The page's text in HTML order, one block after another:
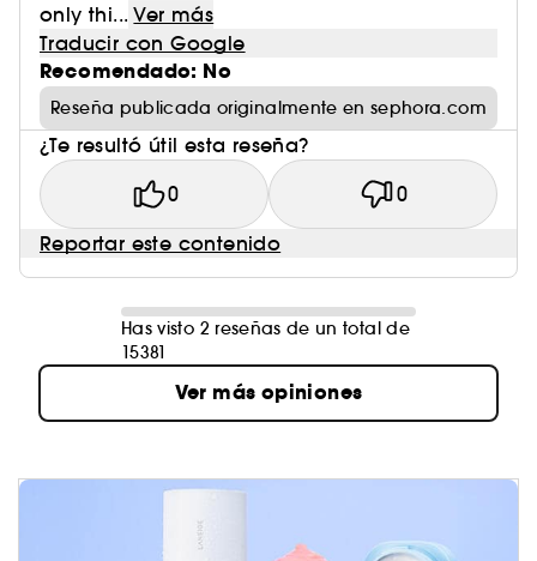
only thi... Ver más
Traducir con Google
Recomendado: No
Reseña publicada originalmente en sephora.com
¿Te resultó útil esta reseña?
0 0
Reportar este contenido
Has visto 2 reseñas de un total de
15381
Ver más opiniones